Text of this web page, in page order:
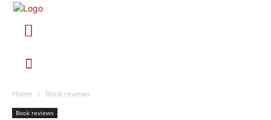
Home Book reviews
Book reviews